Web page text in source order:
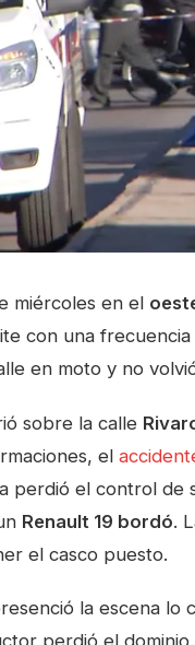
miércoles en el
con una
en moto y no
sobre la calle
el
perdió el control de
Renault 19 bordó.
el casco puesto.
la escena lo
perdió el